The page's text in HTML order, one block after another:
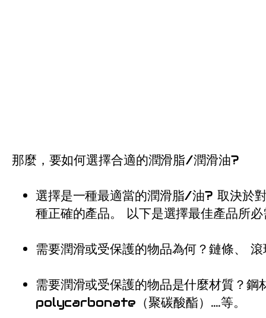
那麼，要如何選擇合適的潤滑脂/潤滑油?
選擇是一種最適當的潤滑脂/油? 取決於
種正確的產品。 以下是選擇最佳產品所
需要潤滑或受保護的物品為何？鏈條、
需要潤滑或受保護的物品是什麼材質？
polycarbonate（聚碳酸酯）….等。